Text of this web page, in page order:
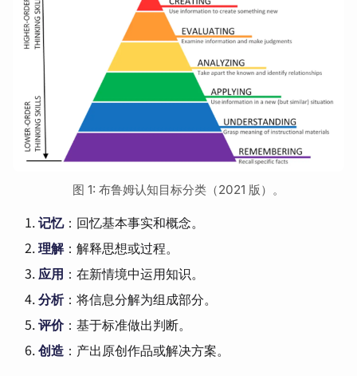
图 1: 布鲁姆认知目标分类（2021 版）。
记忆：回忆基本事实和概念。
理解：解释思想或过程。
应用 ：在新情境中运用知识。
分析：将信息分解为组成部分。
评价：基于标准做出判断。
创造 ：产出原创作品或解决方案。